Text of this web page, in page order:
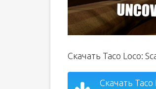
Скачать Taco Loco:
Скачать